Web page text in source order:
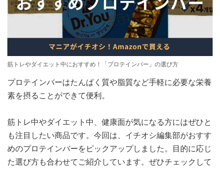
筋トレやダイエット中におすすめ！「プロテインバー」の選び方
プロテインバーはたんぱく質や脂質など手軽に必要な栄養
素を摂ることができて便利。
筋トレ中やダイエット中、健康面が気になる方にはぜひと
も注目したい商品です。今回は、イチオシ編集部がおすす
めのプロテインバーをピックアップしました。目的に応じ
た選び方も合わせてご紹介しています。ぜひチェックして